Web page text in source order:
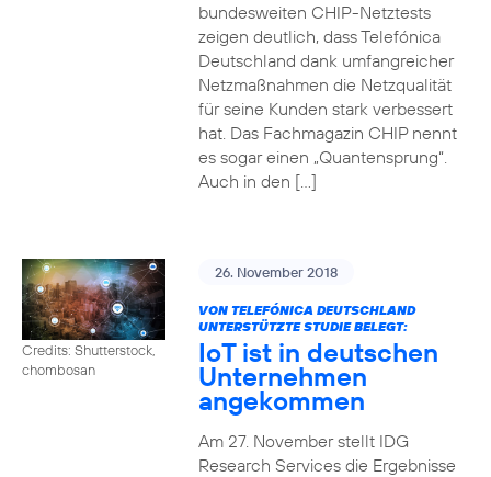
bundesweiten CHIP-Netztests
zeigen deutlich, dass Telefónica
Deutschland dank umfangreicher
Netzmaßnahmen die Netzqualität
für seine Kunden stark verbessert
hat. Das Fachmagazin CHIP nennt
es sogar einen „Quantensprung“.
Auch in den […]
Credits: Shutterstock,
chombosan
26. November 2018
VON TELEFÓNICA DEUTSCHLAND
UNTERSTÜTZTE STUDIE BELEGT:
IoT ist in deutschen
Unternehmen
angekommen
Am 27. November stellt IDG
Research Services die Ergebnisse